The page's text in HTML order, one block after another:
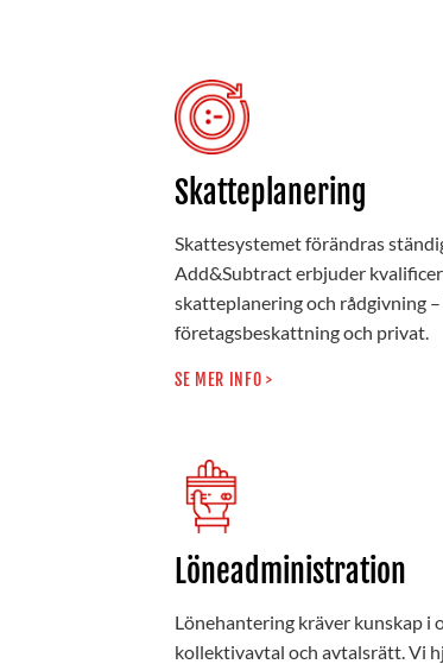
Skatteplanering
Skattesystemet förändras
Add&Subtract erbjuder
skatteplanering och rådgivning
företagsbeskattning och privat.
SE MER INFO >
Löneadministration
Lönehantering kräver kunskap i
kollektivavtal och avtalsrätt. Vi